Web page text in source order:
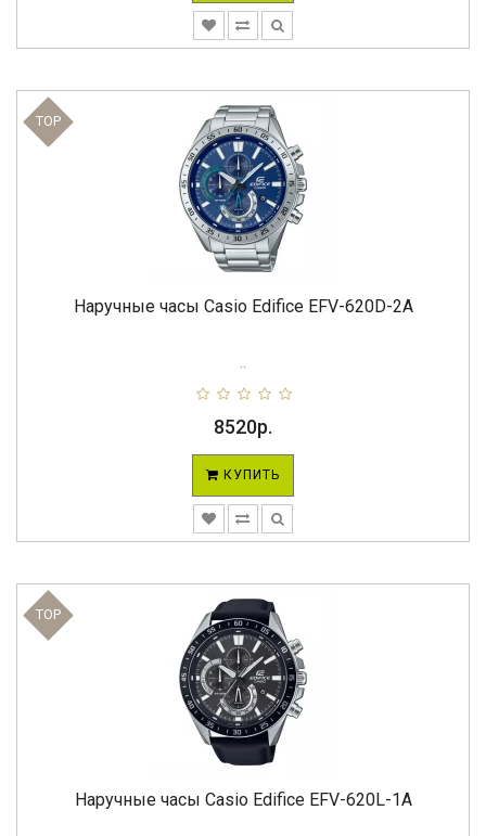
TOP
Наручные часы Casio Edifice EFV-620D-2A
8520р.
КУПИТЬ
TOP
Наручные часы Casio Edifice EFV-620L-1A